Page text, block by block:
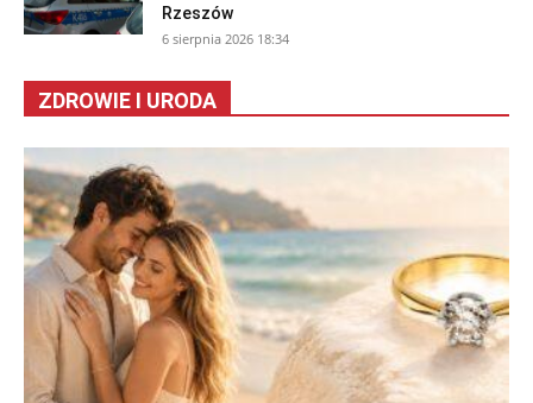
Rzeszów
6 sierpnia 2026 18:34
ZDROWIE I URODA